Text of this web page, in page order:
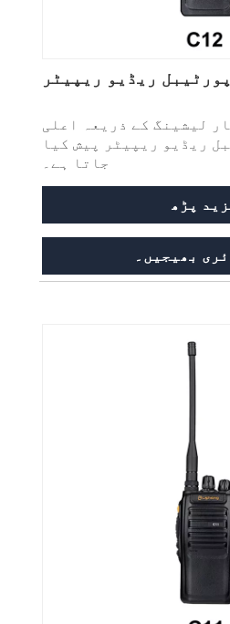
پورٹیبل ریڈیو ریپیٹر
لیشینگ کے ذریعہ اعلی
ریڈیو ریپیٹر پیش کیا
جاتا ہے۔
پڑھ
بھیجیں۔